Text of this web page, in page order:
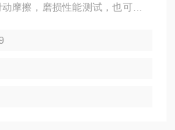
摩擦，磨损性能测试，也可对试